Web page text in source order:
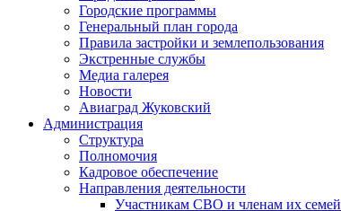
Городские программы
Генеральный план города
Правила застройки и землепользования
Экстренные службы
Медиа галерея
Новости
Авиаград Жуковский
Администрация
Структура
Полномочия
Кадровое обеспечение
Направления деятельности
Участникам СВО и членам их семей